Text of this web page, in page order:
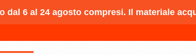
dal 6 al 24 agosto compresi. Il materiale